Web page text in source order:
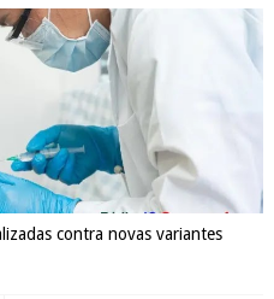
contra novas variantes